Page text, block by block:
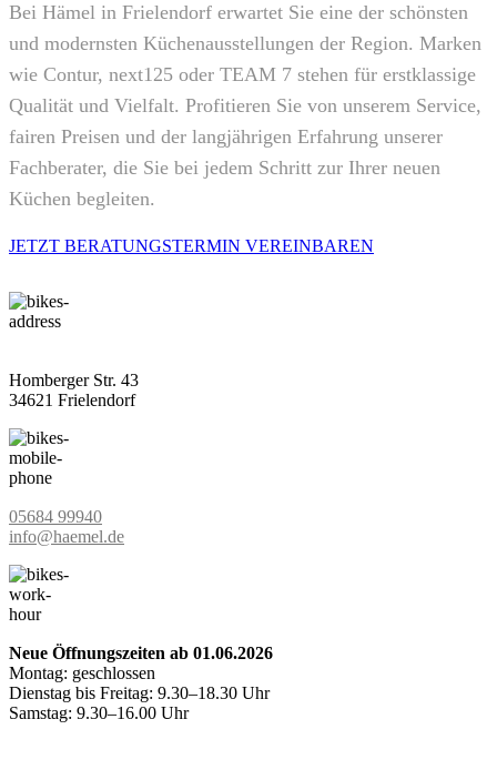
Bei Hämel in Frielendorf erwartet Sie eine der schönsten
und modernsten Küchenausstellungen der Region. Marken
wie Contur, next125 oder TEAM 7 stehen für erstklassige
Qualität und Vielfalt. Profitieren Sie von unserem Service,
fairen Preisen und der langjährigen Erfahrung unserer
Fachberater, die Sie bei jedem Schritt zur Ihrer neuen
Küchen begleiten.
JETZT BERATUNGSTERMIN VEREINBAREN
Homberger Str. 43
34621 Frielendorf
05684 99940
info@haemel.de
Neue Öffnungszeiten ab 01.06.2026
Montag: geschlossen
Dienstag bis Freitag: 9.30–18.30 Uhr
Samstag: 9.30–16.00 Uhr